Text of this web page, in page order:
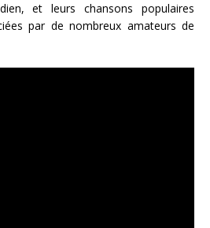
et leurs chansons populaires
par de nombreux amateurs de